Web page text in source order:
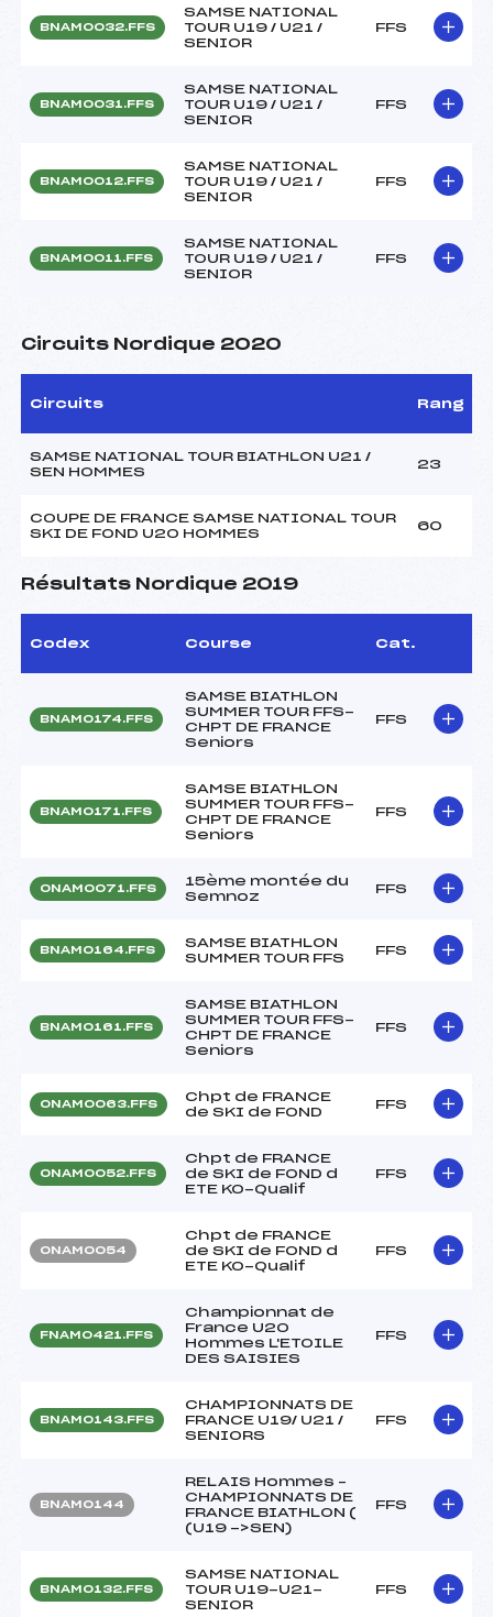
BNAM0032.FFS
SAMSE NATIONAL
TOUR U19 / U21 /
SENIOR
FFS
BNAM0031.FFS
SAMSE NATIONAL
TOUR U19 / U21 /
SENIOR
FFS
BNAM0012.FFS
SAMSE NATIONAL
TOUR U19 / U21 /
SENIOR
FFS
BNAM0011.FFS
SAMSE NATIONAL
TOUR U19 / U21 /
SENIOR
FFS
Circuits Nordique 2020
Circuits Rang
SAMSE NATIONAL TOUR BIATHLON U21 /
SEN HOMMES
23
COUPE DE FRANCE SAMSE NATIONAL TOUR
SKI DE FOND U20 HOMMES
60
Résultats Nordique 2019
Codex Course Cat.
BNAM0174.FFS
SAMSE BIATHLON
SUMMER TOUR FFS-
CHPT DE FRANCE
Seniors
FFS
BNAM0171.FFS
SAMSE BIATHLON
SUMMER TOUR FFS-
CHPT DE FRANCE
Seniors
FFS
ONAM0071.FFS
15ème montée du
Semnoz
FFS
BNAM0164.FFS
SAMSE BIATHLON
SUMMER TOUR FFS
FFS
BNAM0161.FFS
SAMSE BIATHLON
SUMMER TOUR FFS-
CHPT DE FRANCE
Seniors
FFS
ONAM0063.FFS
Chpt de FRANCE
de SKI de FOND
FFS
ONAM0052.FFS
Chpt de FRANCE
de SKI de FOND d
ETE KO-Qualif
FFS
ONAM0054
Chpt de FRANCE
de SKI de FOND d
ETE KO-Qualif
FFS
FNAM0421.FFS
Championnat de
France U20
Hommes L'ETOILE
DES SAISIES
FFS
BNAM0143.FFS
CHAMPIONNATS DE
FRANCE U19/ U21 /
SENIORS
FFS
BNAM0144
RELAIS Hommes –
CHAMPIONNATS DE
FRANCE BIATHLON (
(U19 ->SEN)
FFS
BNAM0132.FFS
SAMSE NATIONAL
TOUR U19-U21-
SENIOR
FFS